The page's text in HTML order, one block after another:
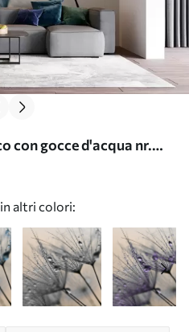
con gocce d'acqua nr.
altri colori: